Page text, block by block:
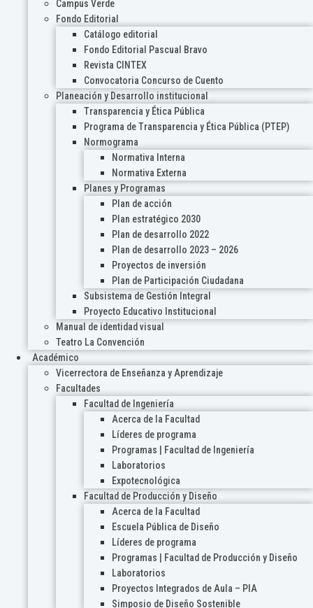
Campus Verde
Fondo Editorial
Catálogo editorial
Fondo Editorial Pascual Bravo
Revista CINTEX
Convocatoria Concurso de Cuento
Planeación y Desarrollo institucional
Transparencia y Ética Pública
Programa de Transparencia y Ética Pública (PTEP)
Normograma
Normativa Interna
Normativa Externa
Planes y Programas
Plan de acción
Plan estratégico 2030
Plan de desarrollo 2022
Plan de desarrollo 2023 – 2026
Proyectos de inversión
Plan de Participación Ciudadana
Subsistema de Gestión Integral
Proyecto Educativo Institucional
Manual de identidad visual
Teatro La Convención
Académico
Vicerrectora de Enseñanza y Aprendizaje
Facultades
Facultad de Ingeniería
Acerca de la Facultad
Líderes de programa
Programas | Facultad de Ingeniería
Laboratorios
Expotecnológica
Facultad de Producción y Diseño
Acerca de la Facultad
Escuela Pública de Diseño
Líderes de programa
Programas | Facultad de Producción y Diseño
Laboratorios
Proyectos Integrados de Aula – PIA
Simposio de Diseño Sostenible